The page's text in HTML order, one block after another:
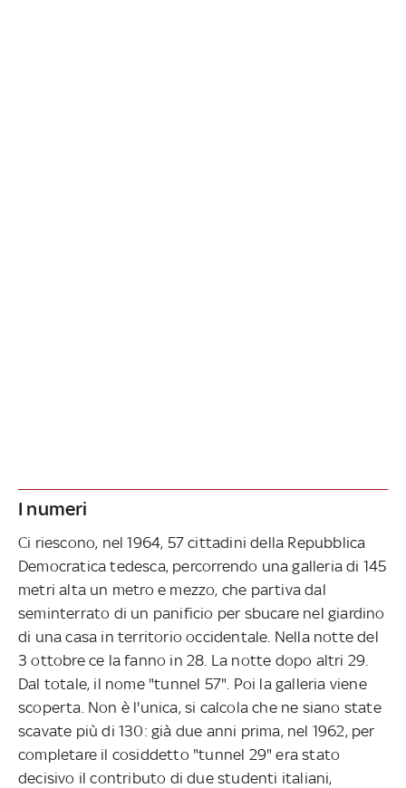
I numeri
Ci riescono, nel 1964, 57 cittadini della Repubblica
Democratica tedesca, percorrendo una galleria di 145
metri alta un metro e mezzo, che partiva dal
seminterrato di un panificio per sbucare nel giardino
di una casa in territorio occidentale. Nella notte del
3 ottobre ce la fanno in 28. La notte dopo altri 29.
Dal totale, il nome "tunnel 57". Poi la galleria viene
scoperta. Non è l'unica, si calcola che ne siano state
scavate più di 130: già due anni prima, nel 1962, per
completare il cosiddetto "tunnel 29" era stato
decisivo il contributo di due studenti italiani,